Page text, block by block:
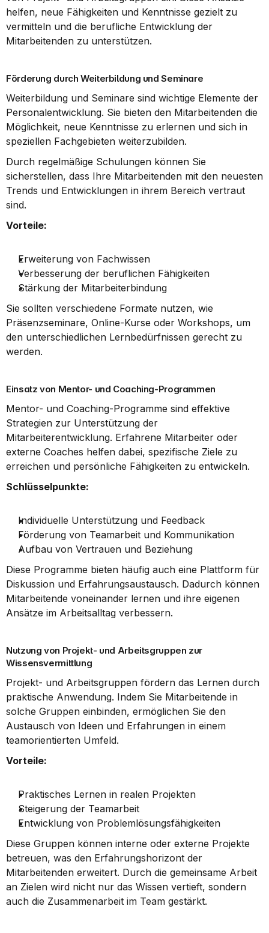
helfen, neue Fähigkeiten und Kenntnisse gezielt zu
vermitteln und die berufliche Entwicklung der
Mitarbeitenden zu unterstützen.
Förderung durch Weiterbildung und Seminare
Weiterbildung und Seminare sind wichtige Elemente der
Personalentwicklung. Sie bieten den Mitarbeitenden die
Möglichkeit, neue Kenntnisse zu erlernen und sich in
speziellen Fachgebieten weiterzubilden.
Durch regelmäßige Schulungen können Sie
sicherstellen, dass Ihre Mitarbeitenden mit den neuesten
Trends und Entwicklungen in ihrem Bereich vertraut
sind.
Vorteile:
Erweiterung von Fachwissen
Verbesserung der beruflichen Fähigkeiten
Stärkung der Mitarbeiterbindung
Sie sollten verschiedene Formate nutzen, wie
Präsenzseminare, Online-Kurse oder Workshops, um
den unterschiedlichen Lernbedürfnissen gerecht zu
werden.
Einsatz von Mentor- und Coaching-Programmen
Mentor- und Coaching-Programme sind effektive
Strategien zur Unterstützung der
Mitarbeiterentwicklung. Erfahrene Mitarbeiter oder
externe Coaches helfen dabei, spezifische Ziele zu
erreichen und persönliche Fähigkeiten zu entwickeln.
Schlüsselpunkte:
Individuelle Unterstützung und Feedback
Förderung von Teamarbeit und Kommunikation
Aufbau von Vertrauen und Beziehung
Diese Programme bieten häufig auch eine Plattform für
Diskussion und Erfahrungsaustausch. Dadurch können
Mitarbeitende voneinander lernen und ihre eigenen
Ansätze im Arbeitsalltag verbessern.
Nutzung von Projekt- und Arbeitsgruppen zur
Wissensvermittlung
Projekt- und Arbeitsgruppen fördern das Lernen durch
praktische Anwendung. Indem Sie Mitarbeitende in
solche Gruppen einbinden, ermöglichen Sie den
Austausch von Ideen und Erfahrungen in einem
teamorientierten Umfeld.
Vorteile:
Praktisches Lernen in realen Projekten
Steigerung der Teamarbeit
Entwicklung von Problemlösungsfähigkeiten
Diese Gruppen können interne oder externe Projekte
betreuen, was den Erfahrungshorizont der
Mitarbeitenden erweitert. Durch die gemeinsame Arbeit
an Zielen wird nicht nur das Wissen vertieft, sondern
auch die Zusammenarbeit im Team gestärkt.